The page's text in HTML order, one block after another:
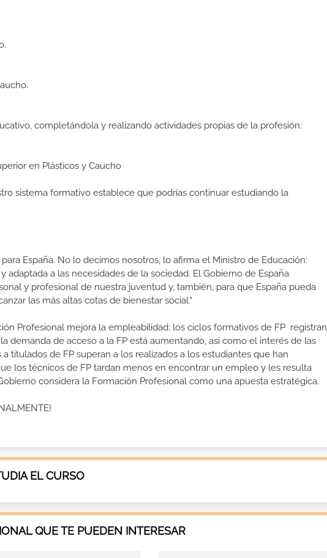
completándola y realizando actividades propias de la profesión:
en Plásticos y Caucho
sistema formativo establece que podrías continuar estudiando la
España. No lo decimos nosotros, lo afirma el Ministro de Educación:
adaptada a las necesidades de la sociedad. El Gobierno de España
y profesional de nuestra juventud y, también, para que España pueda
las más altas cotas de bienestar social."
Profesional mejora la empleabilidad: los ciclos formativos de FP registran
demanda de acceso a la FP está aumentando, así como el interés de las
titulados de FP superan a los realizados a los estudiantes que han
los técnicos de FP tardan menos en encontrar un empleo y les resulta
considera la Formación Profesional como una apuesta estratégica.
EL CURSO
QUE TE PUEDEN INTERESAR